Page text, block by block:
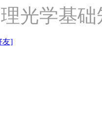
光学基
友]